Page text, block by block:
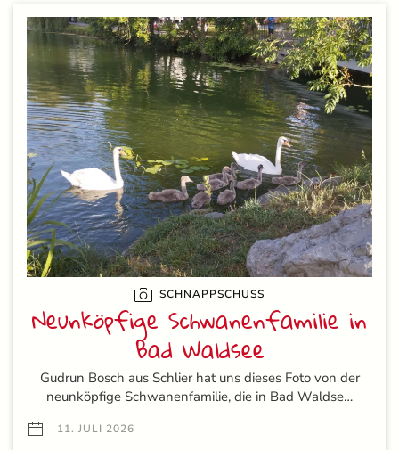
SCHNAPPSCHUSS
Neunköpfige Schwanenfamilie in
Bad Waldsee
Gudrun Bosch aus Schlier hat uns dieses Foto von der
neunköpfige Schwanenfamilie, die in Bad Waldse…
11. JULI 2026